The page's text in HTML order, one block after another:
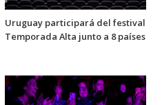
Uruguay participará del festival
Temporada Alta junto a 8 países